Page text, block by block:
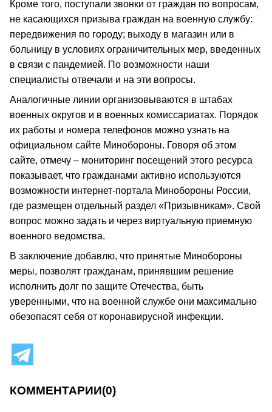
Кроме того, поступали звонки от граждан по вопросам,
не касающихся призыва граждан на военную службу:
передвижения по городу; выходу в магазин или в
больницу в условиях ограничительных мер, введенных
в связи с пандемией. По возможности наши
специалисты отвечали и на эти вопросы.
Аналогичные линии организовываются в штабах
военных округов и в военных комиссариатах. Порядок
их работы и номера телефонов можно узнать на
официальном сайте Минобороны. Говоря об этом
сайте, отмечу – мониторинг посещений этого ресурса
показывает, что гражданами активно используются
возможности интернет-портала Минобороны России,
где размещен отдельный раздел «Призывникам». Свой
вопрос можно задать и через виртуальную приемную
военного ведомства.
В заключение добавлю, что принятые Минобороны
меры, позволят гражданам, принявшим решение
исполнить долг по защите Отечества, быть
уверенными, что на военной службе они максимально
обезопасят себя от коронавирусной инфекции.
КОММЕНТАРИИ(0)